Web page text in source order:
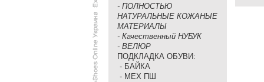
- ПОЛНОСТЬЮ
НАТУРАЛЬНЫЕ КОЖАНЫЕ
МАТЕРИАЛЫ
- Качественный НУБУК
- ВЕЛЮР
ПОДКЛАДКА ОБУВИ:
- БАЙКА
- МЕХ ПШ